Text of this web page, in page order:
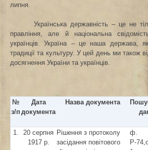
липня.
Українська державність – це не
правління, але й національна
українців. Україна – це наша держава,
традиції та культуру. У цей день ми також
досягнення України та українців.
№
з/п
Дата
документа
Назва документа
1.
20 серпня
1917 р.
Рішення з протоколу
засідання повітового
ф.
Р-